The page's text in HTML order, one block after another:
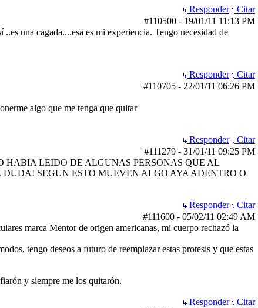
Responder
Citar
#110500 - 19/01/11 11:13 PM
una cagada....esa es mi experiencia. Tengo necesidad de
Responder
Citar
#110705 - 22/01/11 06:26 PM
algo que me tenga que quitar
Responder
Citar
#111279 - 31/01/11 09:25 PM
HABIA LEIDO DE ALGUNAS PERSONAS QUE AL
SEGUN ESTO MUEVEN ALGO AYA ADENTRO O
Responder
Citar
#111600 - 05/02/11 02:49 AM
marca Mentor de origen americanas, mi cuerpo rechazó la
tengo deseos a futuro de reemplazar estas protesis y que estas
y siempre me los quitarón.
Responder
Citar